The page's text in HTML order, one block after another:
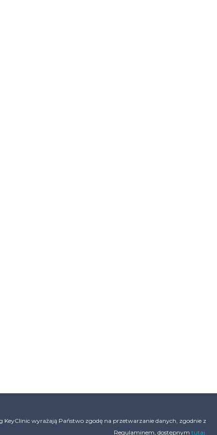
KeyClinic wyrażają Państwo zgodę na przetwarzanie danych, zgodnie z
Regulaminem, dostępnym tutaj.